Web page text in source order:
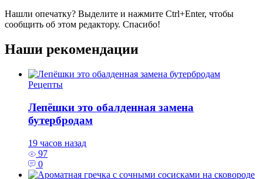
Нашли опечатку? Выделите и нажмите Ctrl+Enter, чтобы
сообщить об этом редактору. Спасибо!
Наши рекомендации
Рецепты
Лепёшки это обалденная замена
бутербродам
19 часов назад
97
0